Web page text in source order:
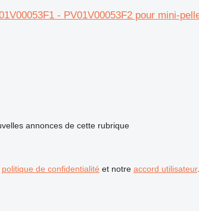
- PV01V00053F2 pour mini-
annonces de cette rubrique
politique de confidentialité et notre accord utilisateur.